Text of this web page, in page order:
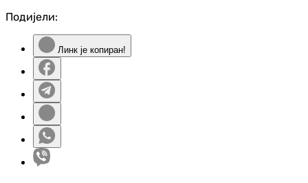
Подијели:
Линк је копиран!